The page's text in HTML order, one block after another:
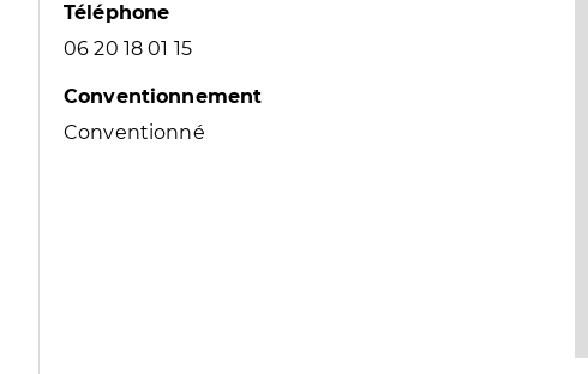
Téléphone
06 20 18 01 15
Conventionnement
Conventionné